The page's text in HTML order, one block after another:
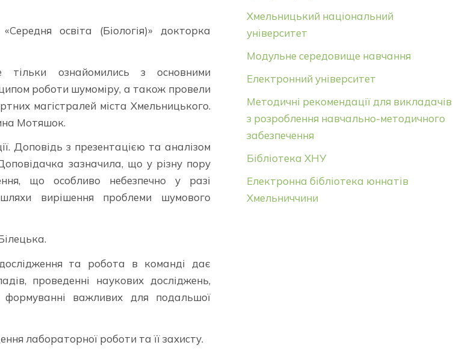
освіта (Біологія)» докторка
ознайомились з основними
роботи шумоміру, а також провели
магістралей міста Хмельницького.
Мотяшок.
Доповідь з презентацією та аналізом
зазначила, що у різну пору
що особливо небезпечно у разі
вирішення проблеми шумового
та робота в команді дає
проведенні наукових досліджень,
формуванні важливих для подальшої
лабораторної роботи та її захисту.
Хмельницький національний
університет
Модульне середовище навчання
Електронний університет
Методичні рекомендації для викладачів
з розроблення навчально-методичного
забезпечення
Бібліотека ХНУ
Електронна бібліотека юннатів
Хмельниччини